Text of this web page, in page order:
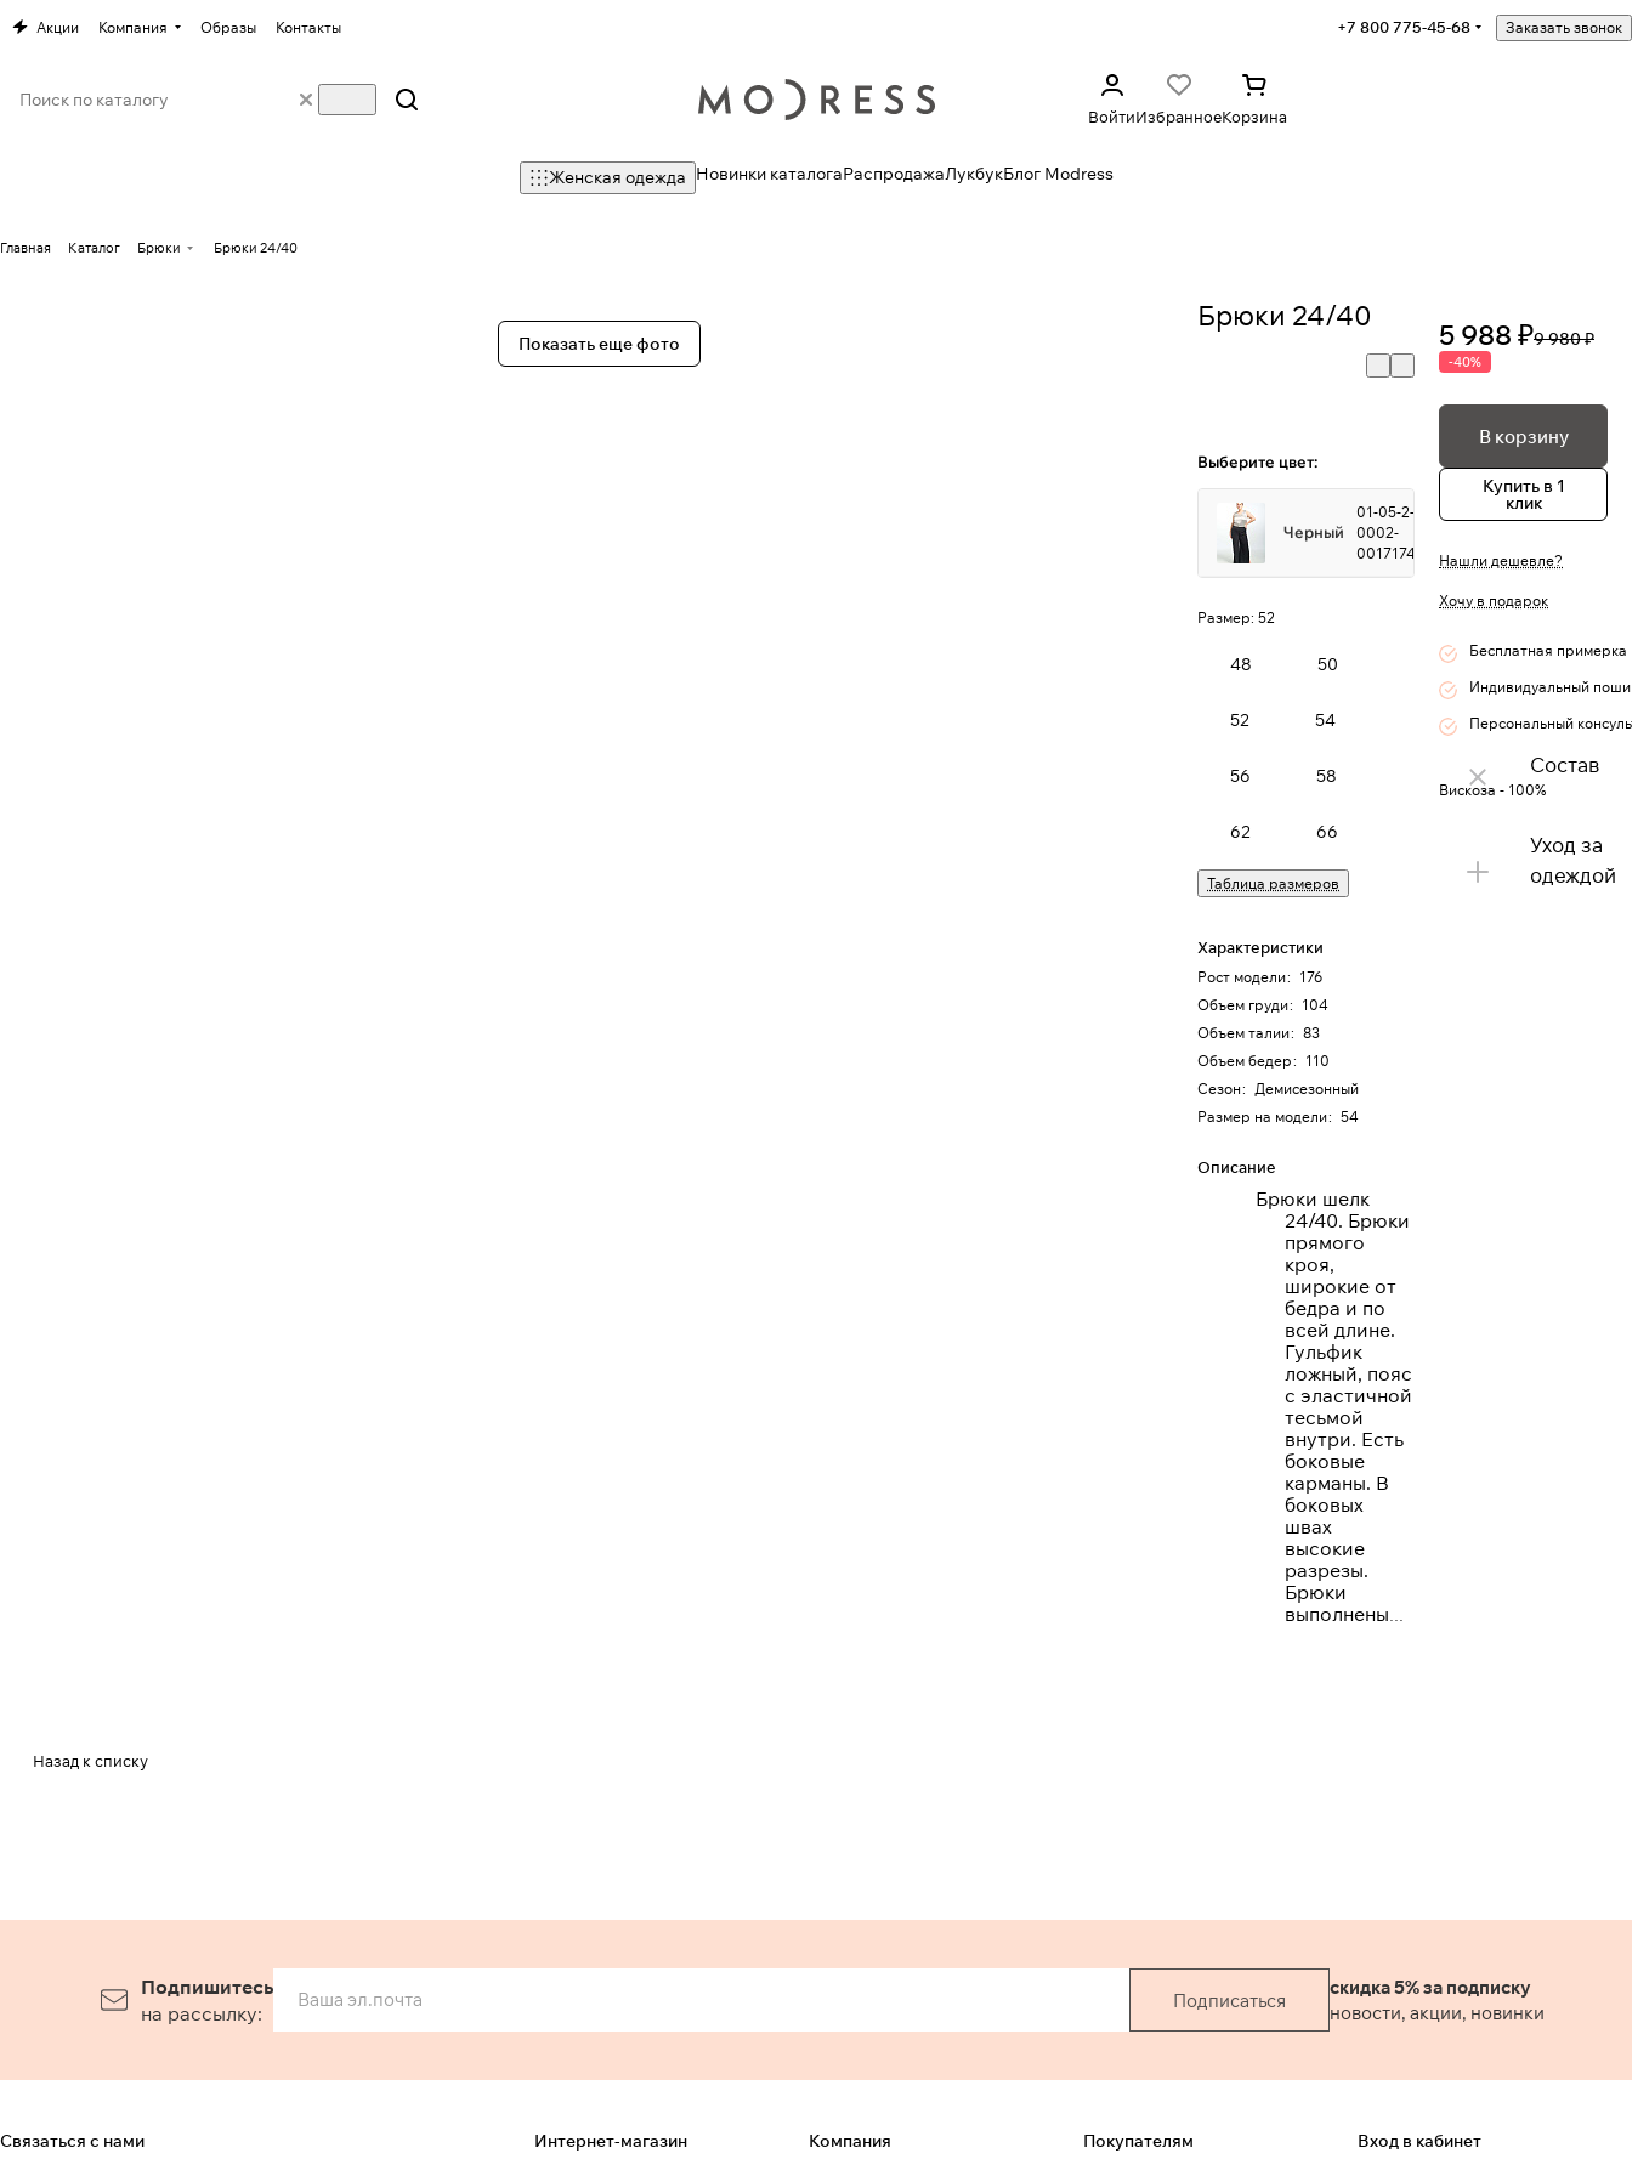
Акции Компания Образы Контакты +7 800 775-45-68 Заказать звонок
ВойтиИзбранноеКорзина
Женская одежда Новинки каталогаРаспродажаЛукбукБлог Modress
Главная Каталог Брюки Брюки 24/40
Показать еще фото
Брюки 24/40
Выберите цвет:
Черный
01-05-2-
0002-
0017174
Размер: 52
48 50
52 54
56 58
62 66
Таблица размеров
Характеристики
Рост модели: 176
Объем груди: 104
Объем талии: 83
Объем бедер: 110
Сезон: Демисезонный
Размер на модели: 54
Описание
Брюки шелк
24/40. Брюки
прямого
кроя,
широкие от
бедра и по
всей длине.
Гульфик
ложный, пояс
с эластичной
тесьмой
внутри. Есть
боковые
карманы. В
боковых
швах
высокие
разрезы.
Брюки
выполнены
5 988 ₽9 980 ₽
-40%
В корзину
Купить в 1
клик
Нашли дешевле?
Хочу в подарок
Бесплатная примерка
Индивидуальный
Персональный
Состав
Вискоза - 100%
Уход за
одеждой
Назад к списку
Подпишитесь
на рассылку:
Подписаться
скидка 5% за подписку
новости, акции, новинки
Связаться с нами Интернет-магазин Компания Покупателям Вход в кабинет